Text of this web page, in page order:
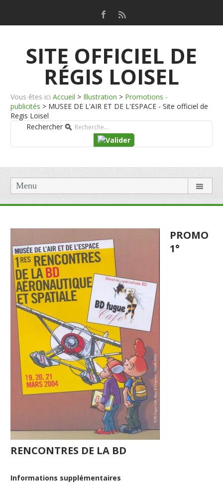
SITE OFFICIEL DE
RÉGIS LOISEL
Vous êtes ici Accueil > Illustration > Promotions -
publicités > MUSEE DE L'AIR ET DE L'ESPACE - Site officiel de
Regis Loisel
Rechercher
Menu
PROMO
1°
RENCONTRES DE LA BD
Informations supplémentaires